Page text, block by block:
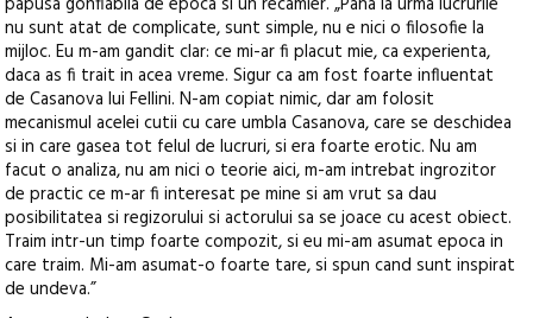
nu sunt atat de complicate, sunt simple, nu e nici o filosofie la
mijloc. Eu m-am gandit clar: ce mi-ar fi placut mie, ca experienta,
daca as fi trait in acea vreme. Sigur ca am fost foarte influentat
de Casanova lui Fellini. N-am copiat nimic, dar am folosit
mecanismul acelei cutii cu care umbla Casanova, care se deschidea
si in care gasea tot felul de lucruri, si era foarte erotic. Nu am
facut o analiza, nu am nici o teorie aici, m-am intrebat ingrozitor
de practic ce m-ar fi interesat pe mine si am vrut sa dau
posibilitatea si regizorului si actorului sa se joace cu acest obiect.
Traim intr-un timp foarte compozit, si eu mi-am asumat epoca in
care traim. Mi-am asumat-o foarte tare, si spun cand sunt inspirat
de undeva.”